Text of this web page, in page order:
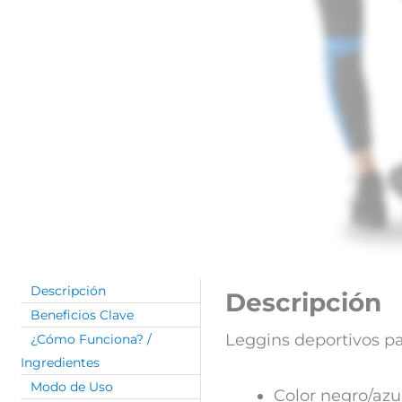
Descripción
Beneficios Clave
¿Cómo Funciona? /
Ingredientes
Modo de Uso
Descripción
Leggins deportivos
Color negro/